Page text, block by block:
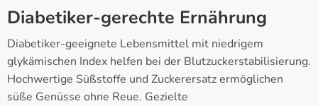
Diabetiker-gerechte Ernährung
Diabetiker-geeignete Lebensmittel mit niedrigem
glykämischen Index helfen bei der Blutzuckerstabilisierung.
Hochwertige Süßstoffe und Zuckerersatz ermöglichen
süße Genüsse ohne Reue. Gezielte